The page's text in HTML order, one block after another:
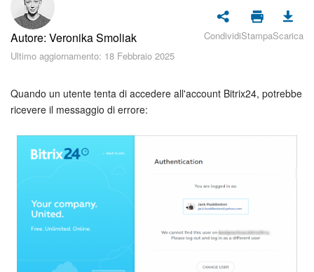
Sicurezza in Bitrix24
CoPilot: IA in Bitrix24
Messenger
Collab
Autore: Veronika Smoliak
Ultimo aggiornamento: 18 Febbraio 2025
CondividiStampaScarica
Quando un utente tenta di accedere all'account Bitrix24, potrebbe
ricevere il messaggio di errore: